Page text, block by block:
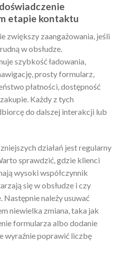
etapie kontaktu
zwiększy zaangażowania, jeśli
w obsłudze.
szybkość ładowania,
prosty formularz,
płatności, dostępność
Każdy z tych
do dalszej interakcji lub
działań jest regularny
sprawdzić, gdzie klienci
wysoki współczynnik
się w obsłudze i czy
Następnie należy usuwać
niewielka zmiana, taka jak
formularza albo dodanie
wyraźnie poprawić liczbę